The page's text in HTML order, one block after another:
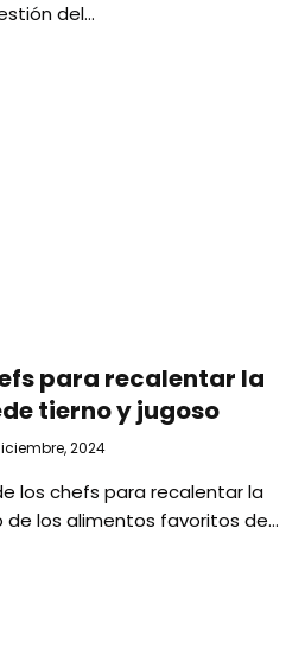
del…
para recalentar la
tierno y jugoso
2024
los chefs para recalentar la
de los alimentos favoritos de…